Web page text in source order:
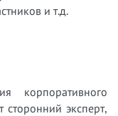
и т.д.
корпоративного
сторонний эксперт,